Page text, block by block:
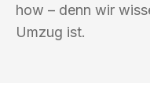
how – denn wir
Umzug ist.